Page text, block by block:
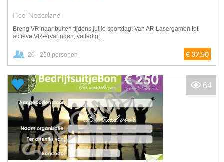
Heel Nederland
Breng VR naar buiten tijdens jullie sportdag! Van AR Lasergamen tot
actieve VR-ervaringen, volledig...
20 - 250 personen € 37,50
64